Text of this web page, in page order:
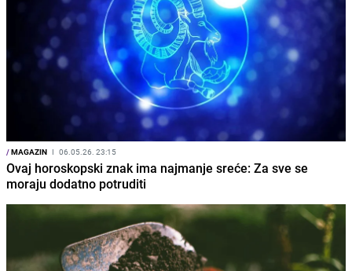
/MAGAZIN I 06.05.26. 23:15
Ovaj horoskopski znak ima najmanje sreće: Za sve se
moraju dodatno potruditi